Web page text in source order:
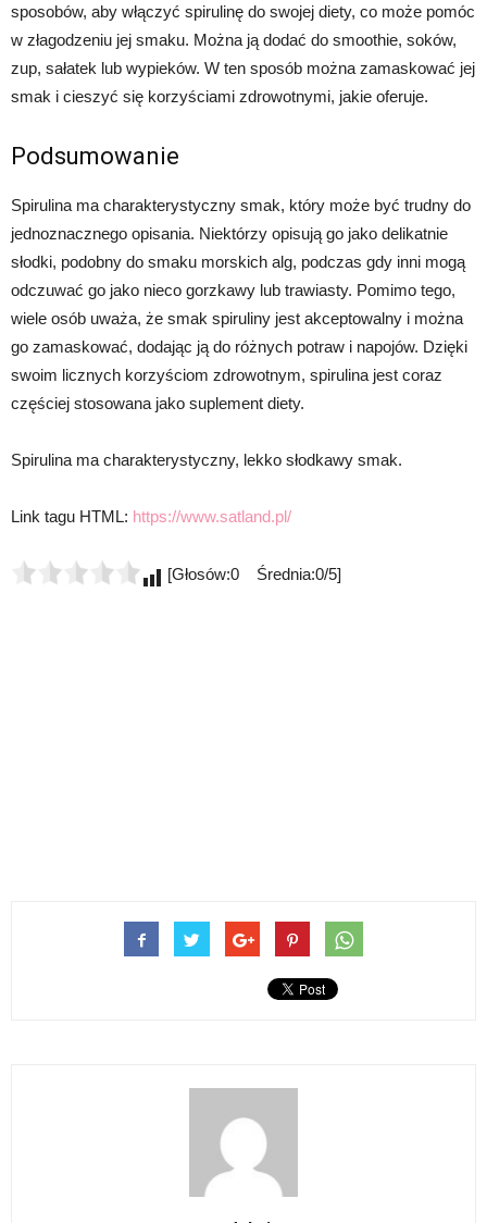
sposobów, aby włączyć spirulinę do swojej diety, co może pomóc
w złagodzeniu jej smaku. Można ją dodać do smoothie, soków,
zup, sałatek lub wypieków. W ten sposób można zamaskować jej
smak i cieszyć się korzyściami zdrowotnymi, jakie oferuje.
Podsumowanie
Spirulina ma charakterystyczny smak, który może być trudny do
jednoznacznego opisania. Niektórzy opisują go jako delikatnie
słodki, podobny do smaku morskich alg, podczas gdy inni mogą
odczuwać go jako nieco gorzkawy lub trawiasty. Pomimo tego,
wiele osób uważa, że smak spiruliny jest akceptowalny i można
go zamaskować, dodając ją do różnych potraw i napojów. Dzięki
swoim licznych korzyściom zdrowotnym, spirulina jest coraz
częściej stosowana jako suplement diety.
Spirulina ma charakterystyczny, lekko słodkawy smak.
Link tagu HTML: https://www.satland.pl/
[Głosów:0 Średnia:0/5]